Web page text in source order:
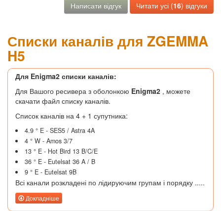
Написати відгук Читати усі (16) відгуки
Списки каналів для ZGEMMA
H5
Для Enigma2 списки каналів:
Для Вашого ресивера з оболонкою Enigma2 , можете
скачати файл списку каналів.
Список каналів на 4 + 1 супутника:
4.9 ° E - SES5 / Astra 4A
4 ° W - Amos 3/7
13 ° E - Hot Bird 13 B/C/E
36 ° E - Eutelsat 36 A / B
9 ° E - Eutelsat 9B
Всі канали розкладені по лідируючим групам і порядку .....
Докладніше